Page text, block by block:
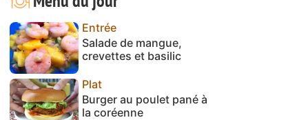
Entrée
Salade de mangue,
crevettes et basilic
Plat
Burger au poulet pané à
la coréenne